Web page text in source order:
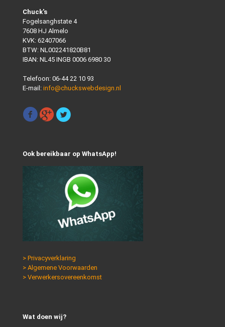
Chuck's
Fogelsanghstate 4
7608 HJ Almelo
KVK: 62407066
BTW: NL002241820B81
IBAN: NL45 INGB 0006 6980 30
Telefoon: 06-44 22 10 93
E-mail: info@chuckswebdesign.nl
Ook bereikbaar op WhatsApp!
> Privacyverklaring
> Algemene Voorwaarden
> Verwerkersovereenkomst
Wat doen wij?